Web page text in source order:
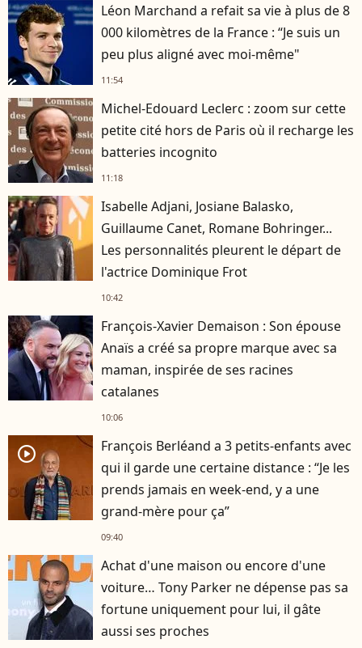
Léon Marchand a refait sa vie à plus de 8
000 kilomètres de la France : “Je suis un
peu plus aligné avec moi-même"
11:54
Michel-Edouard Leclerc : zoom sur cette
petite cité hors de Paris où il recharge les
batteries incognito
11:18
Isabelle Adjani, Josiane Balasko,
Guillaume Canet, Romane Bohringer...
Les personnalités pleurent le départ de
l'actrice Dominique Frot
10:42
François-Xavier Demaison : Son épouse
Anaïs a créé sa propre marque avec sa
maman, inspirée de ses racines
catalanes
10:06
player2
François Berléand a 3 petits-enfants avec
qui il garde une certaine distance : “Je les
prends jamais en week-end, y a une
grand-mère pour ça”
09:40
Achat d'une maison ou encore d'une
voiture… Tony Parker ne dépense pas sa
fortune uniquement pour lui, il gâte
aussi ses proches